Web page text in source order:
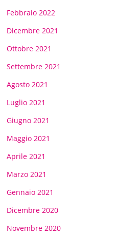
Febbraio 2022
Dicembre 2021
Ottobre 2021
Settembre 2021
Agosto 2021
Luglio 2021
Giugno 2021
Maggio 2021
Aprile 2021
Marzo 2021
Gennaio 2021
Dicembre 2020
Novembre 2020